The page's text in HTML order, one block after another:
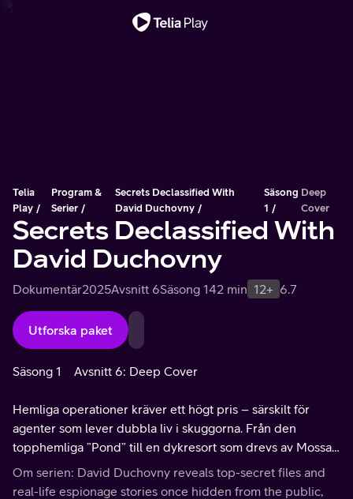
Telia
Play
Program &
Serier
Secrets Declassified With
David Duchovny
Säsong
1
Deep
Cover
Secrets Declassified With
David Duchovny
Dokumentär2025Avsnitt 6Säsong 142 min 12+ 6.7
Utforska paket
Säsong 1 Avsnitt 6: Deep Cover
Hemliga operationer kräver ett högt pris – särskilt för
agenter som lever dubbla liv i skuggorna. Från den
topphemliga ”Pond” till en dykresort som drevs av Mossad
och en vågad räddningsaktion i Moskva – dessa hemliga
uppdrag tjänade ett högre syfte.
Om serien: David Duchovny reveals top-secret files and
real-life espionage stories once hidden from the public,